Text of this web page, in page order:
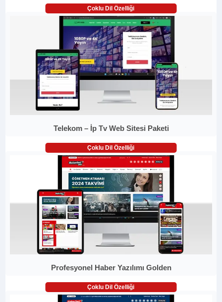
Çoklu Dil Özelliği
Telekom – İp Tv Web Sitesi Paketi
Çoklu Dil Özelliği
Profesyonel Haber Yazılımı Golden
Çoklu Dil Özelliği